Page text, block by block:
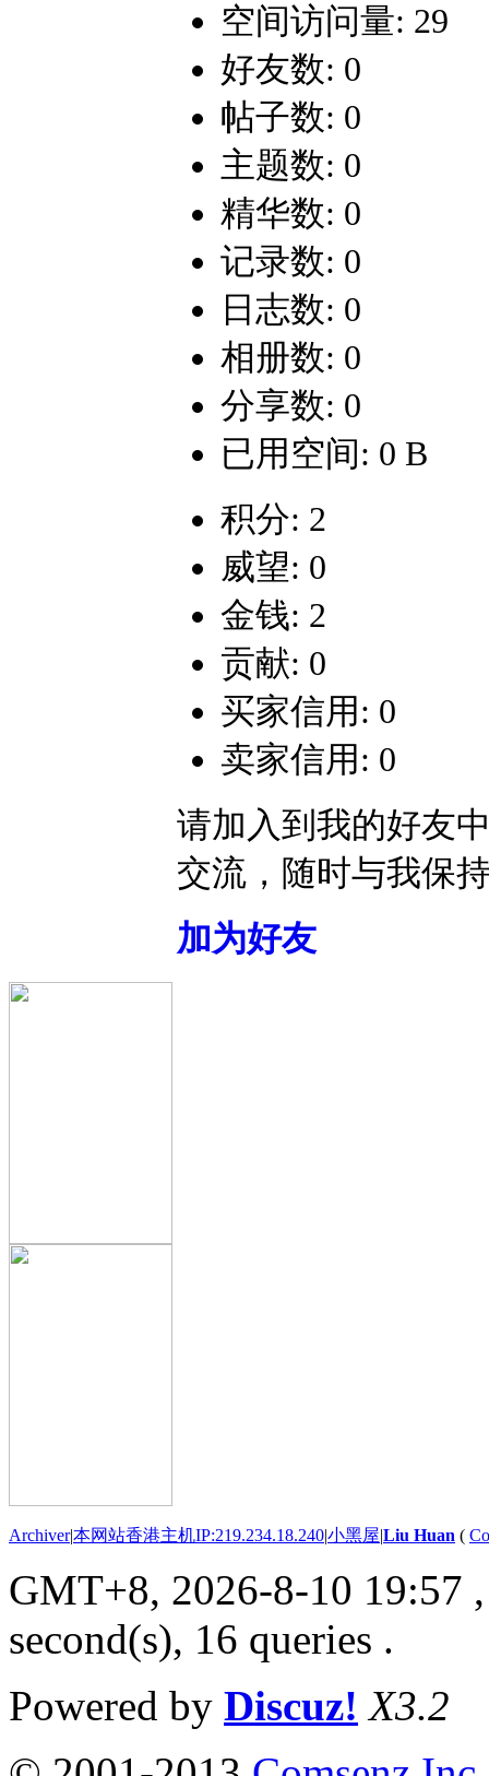
空间访问量: 29
好友数: 0
帖子数: 0
主题数: 0
精华数: 0
记录数: 0
日志数: 0
相册数: 0
分享数: 0
已用空间: 0 B
积分: 2
威望: 0
金钱: 2
贡献: 0
买家信用: 0
卖家信用: 0
请加入到我的好友
交流，随时与我保
加为好友
Archiver|本网站香港主机IP:219.234.18.240|小黑屋|Liu Huan (
GMT+8, 2026-8-10 19:57
second(s), 16 queries .
Powered by Discuz! X3.2